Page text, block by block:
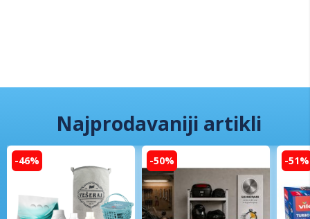
Najprodavaniji artikli
-46% -50% -51%